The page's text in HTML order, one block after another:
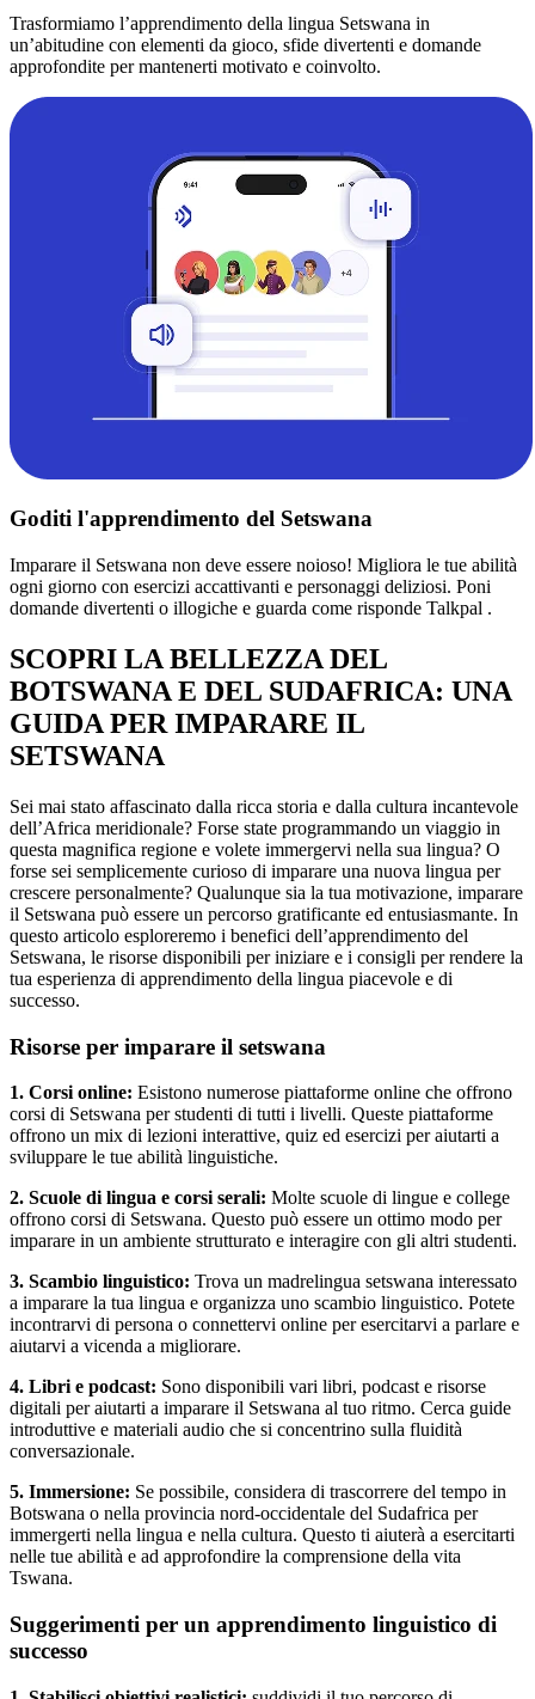
Trasformiamo l’apprendimento della lingua Setswana in
un’abitudine con elementi da gioco, sfide divertenti e domande
approfondite per mantenerti motivato e coinvolto.
Goditi l'apprendimento del Setswana
Imparare il Setswana non deve essere noioso! Migliora le tue abilità
ogni giorno con esercizi accattivanti e personaggi deliziosi. Poni
domande divertenti o illogiche e guarda come risponde Talkpal .
SCOPRI LA BELLEZZA DEL
BOTSWANA E DEL SUDAFRICA: UNA
GUIDA PER IMPARARE IL
SETSWANA
Sei mai stato affascinato dalla ricca storia e dalla cultura incantevole
dell’Africa meridionale? Forse state programmando un viaggio in
questa magnifica regione e volete immergervi nella sua lingua? O
forse sei semplicemente curioso di imparare una nuova lingua per
crescere personalmente? Qualunque sia la tua motivazione, imparare
il Setswana può essere un percorso gratificante ed entusiasmante. In
questo articolo esploreremo i benefici dell’apprendimento del
Setswana, le risorse disponibili per iniziare e i consigli per rendere la
tua esperienza di apprendimento della lingua piacevole e di
successo.
Risorse per imparare il setswana
1. Corsi online: Esistono numerose piattaforme online che offrono
corsi di Setswana per studenti di tutti i livelli. Queste piattaforme
offrono un mix di lezioni interattive, quiz ed esercizi per aiutarti a
sviluppare le tue abilità linguistiche.
2. Scuole di lingua e corsi serali: Molte scuole di lingue e college
offrono corsi di Setswana. Questo può essere un ottimo modo per
imparare in un ambiente strutturato e interagire con gli altri studenti.
3. Scambio linguistico: Trova un madrelingua setswana interessato
a imparare la tua lingua e organizza uno scambio linguistico. Potete
incontrarvi di persona o connettervi online per esercitarvi a parlare e
aiutarvi a vicenda a migliorare.
4. Libri e podcast: Sono disponibili vari libri, podcast e risorse
digitali per aiutarti a imparare il Setswana al tuo ritmo. Cerca guide
introduttive e materiali audio che si concentrino sulla fluidità
conversazionale.
5. Immersione: Se possibile, considera di trascorrere del tempo in
Botswana o nella provincia nord-occidentale del Sudafrica per
immergerti nella lingua e nella cultura. Questo ti aiuterà a esercitarti
nelle tue abilità e ad approfondire la comprensione della vita
Tswana.
Suggerimenti per un apprendimento linguistico di
successo